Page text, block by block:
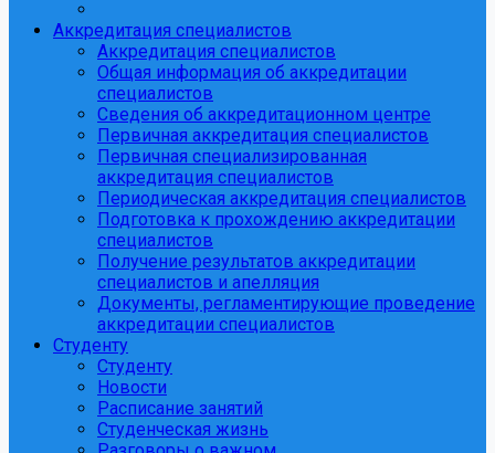
Аккредитация специалистов
Аккредитация специалистов
Общая информация об аккредитации
специалистов
Сведения об аккредитационном центре
Первичная аккредитация специалистов
Первичная специализированная
аккредитация специалистов
Периодическая аккредитация специалистов
Подготовка к прохождению аккредитации
специалистов
Получение результатов аккредитации
специалистов и апелляция
Документы, регламентирующие проведение
аккредитации специалистов
Студенту
Студенту
Новости
Расписание занятий
Студенческая жизнь